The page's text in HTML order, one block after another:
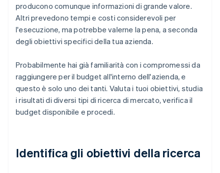
producono comunque informazioni di grande valore.
Altri prevedono tempi e costi considerevoli per
l'esecuzione, ma potrebbe valerne la pena, a seconda
degli obiettivi specifici della tua azienda.
Probabilmente hai già familiarità con i compromessi da
raggiungere per il budget all'interno dell'azienda, e
questo è solo uno dei tanti. Valuta i tuoi obiettivi, studia
i risultati di diversi tipi di ricerca di mercato, verifica il
budget disponibile e procedi.
Identifica gli obiettivi della ricerca